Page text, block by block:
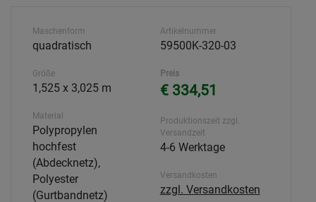
Maschenform
quadratisch
Größe
1,525 x 3,025 m
Material
Polypropylen
hochfest
(Abdecknetz),
Polyester
(Gurtbandnetz)
Artikelnummer
59500K-320-03
Preis
€ 334,51
Produktionszeit zzgl.
Versandzeit
4-6 Werktage
Versandkosten
zzgl. Versandkosten